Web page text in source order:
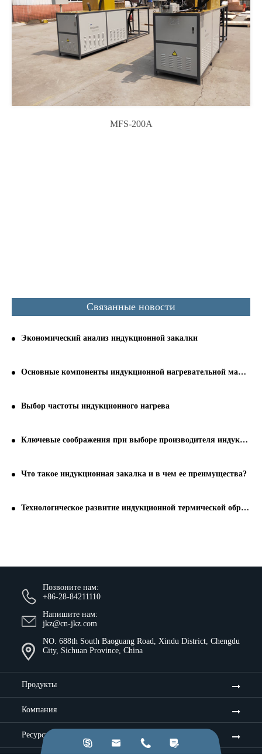
MFS-200A
Связанные новости
Экономический анализ индукционной закалки
Основные компоненты индукционной нагревательной машины
Выбор частоты индукционного нагрева
Ключевые соображения при выборе производителя индукционной упрочняющей машины
Что такое индукционная закалка и в чем ее преимущества?
Технологическое развитие индукционной термической обработки
Позвоните нам:
+86-28-84211110
Напишите нам:
jkz@cn-jkz.com
NO. 688th South Baoguang Road, Xindu District, Chengdu
City, Sichuan Province, China
Продукты
Компания
Ресурсы и идеи
   